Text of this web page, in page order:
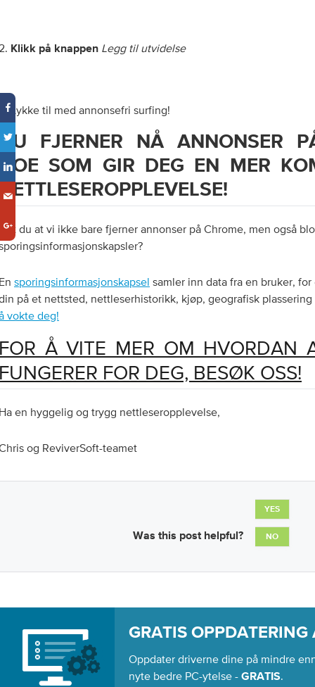
Klikk på knappen Legg til utvidelse
Lykke til med annonsefri surfing!
FJERNER NÅ ANNONSER
SOM GIR DEG EN MER
du at vi ikke bare fjerner annonser på Chrome, men også
sporingsinformasjonskapsel samler inn data fra en bruker,
på et nettsted, nettleserhistorikk, kjøp, geografisk
vokte deg!
Å VITE MER OM HVORDAN
FOR DEG, BESØK OSS!
en hyggelig og trygg nettleseropplevelse,
og ReviverSoft-teamet
Was this post helpful?
YES
NO
GRATIS OPPDATERING
Oppdater driverne dine på mindre
nyte bedre PC-ytelse - GRATIS.